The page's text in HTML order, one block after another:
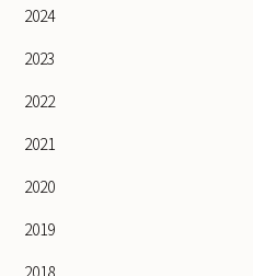
2024
2023
2022
2021
2020
2019